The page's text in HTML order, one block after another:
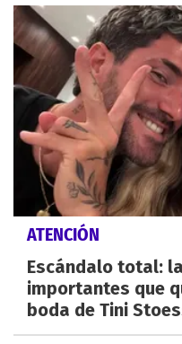
ATENCIÓN
Escándalo total:
importantes que
boda de Tini